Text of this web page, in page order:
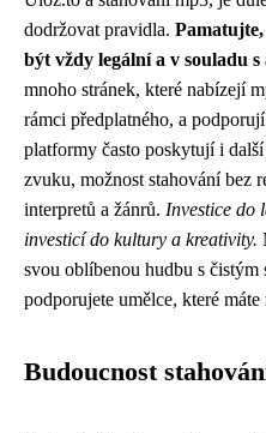
dodržovat pravidla.
být vždy legální a v souladu
mnoho stránek, které nabízejí
rámci předplatného, a
platformy často poskytují i
zvuku, možnost stahování bez
interpretů a žánrů. Investice do
investicí do kultury a kreativity.
svou oblíbenou hudbu s čistým
podporujete umělce, které máte
Budoucnost